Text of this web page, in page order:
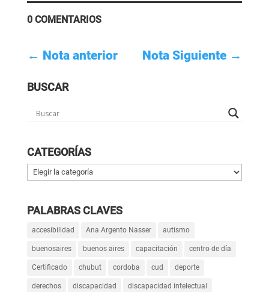
0 COMENTARIOS
← Nota anterior Nota Siguiente →
BUSCAR
CATEGORÍAS
Categorías
PALABRAS CLAVES
accesibilidad Ana Argento Nasser autismo
buenosaires buenos aires capacitación centro de día
Certificado chubut cordoba cud deporte
derechos discapacidad discapacidad intelectual